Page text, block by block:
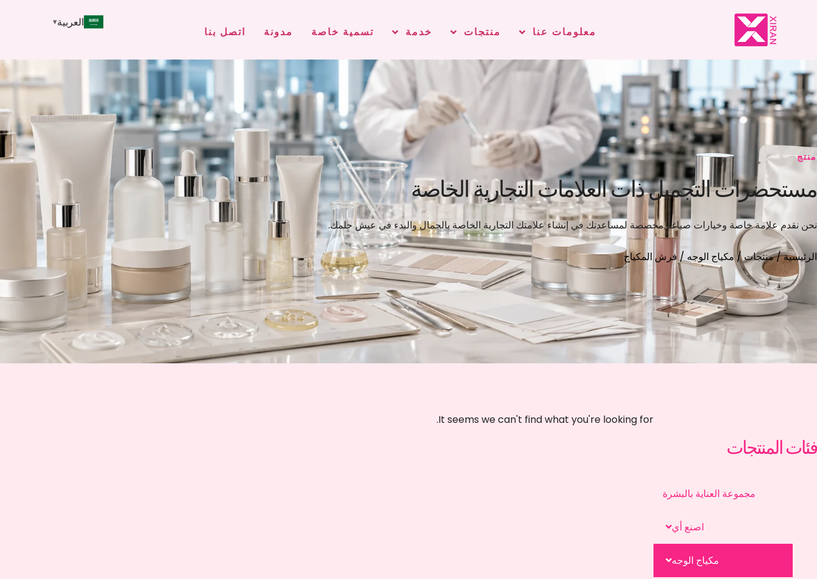
معلومات عنا منتجات خدمة تسمية خاصة مدونة اتصل بنا
العربية
منتج
مستحضرات التجميل ذات العلامات التجارية الخاصة
نحن نقدم علامة خاصة وخيارات صياغة مخصصة لمساعدتك في إنشاء علامتك التجارية الخاصة بالجمال والبدء في عيش حلمك.
الرئيسية/منتجات/ مكياج الوجه / فرش المكياج
فئات المنتجات
مجموعة العناية بالبشرة
اصنع أي
مكياج الوجه
It seems we can't find what you're looking for
.